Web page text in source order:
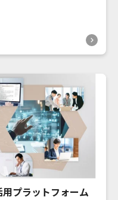
プラットフォーム